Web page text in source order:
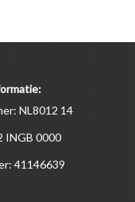
NL8012 14
INGB 0000
41146639